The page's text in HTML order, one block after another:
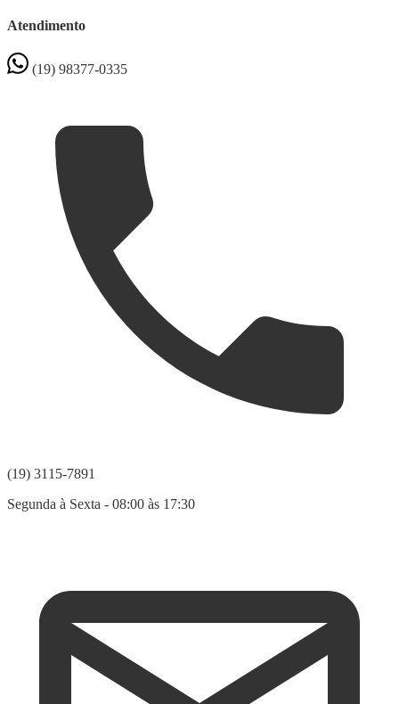
Atendimento
(19) 98377-0335
(19) 3115-7891
Segunda à Sexta - 08:00 às 17:30